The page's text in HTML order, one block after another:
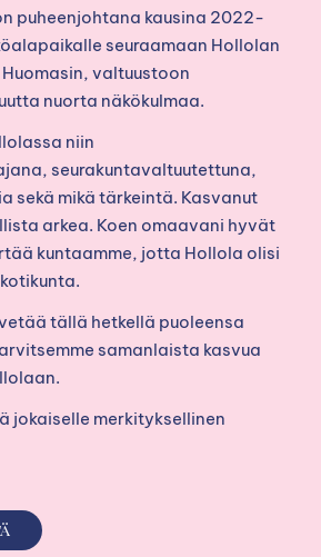
puheenjohtana kausina 2022-
seuraamaan Hollolan
valtuustoon
nuorta näkökulmaa.
niin
seurakuntavaltuutettuna,
sekä mikä tärkeintä. Kasvanut
arkea. Koen omaavani hyvät
kuntaamme, jotta Hollola olisi
tällä hetkellä puoleensa
samanlaista kasvua
jokaiselle merkityksellinen